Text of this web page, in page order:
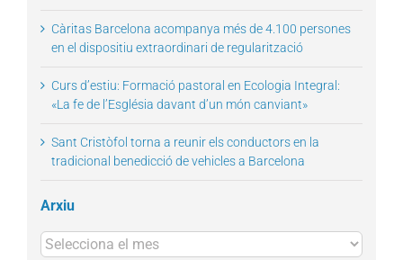
Càritas Barcelona acompanya més de 4.100 persones
en el dispositiu extraordinari de regularització
Curs d’estiu: Formació pastoral en Ecologia Integral:
«La fe de l’Església davant d’un món canviant»
Sant Cristòfol torna a reunir els conductors en la
tradicional benedicció de vehicles a Barcelona
Arxiu
Arxius